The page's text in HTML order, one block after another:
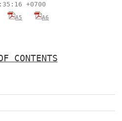
+0700
A5 A6
CONTENTS